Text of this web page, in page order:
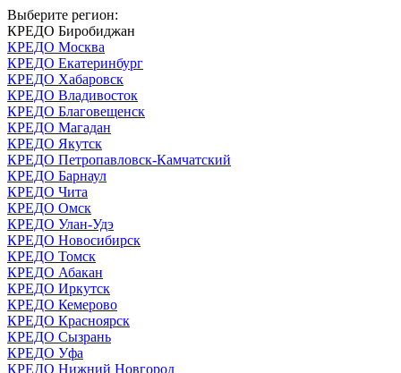
Выберите регион:
КРЕДО Биробиджан
КРЕДО Москва
КРЕДО Екатеринбург
КРЕДО Хабаровск
КРЕДО Владивосток
КРЕДО Благовещенск
КРЕДО Магадан
КРЕДО Якутск
КРЕДО Петропавловск-Камчатский
КРЕДО Барнаул
КРЕДО Чита
КРЕДО Омск
КРЕДО Улан-Удэ
КРЕДО Новосибирск
КРЕДО Томск
КРЕДО Абакан
КРЕДО Иркутск
КРЕДО Кемерово
КРЕДО Красноярск
КРЕДО Сызрань
КРЕДО Уфа
КРЕДО Нижний Новгород